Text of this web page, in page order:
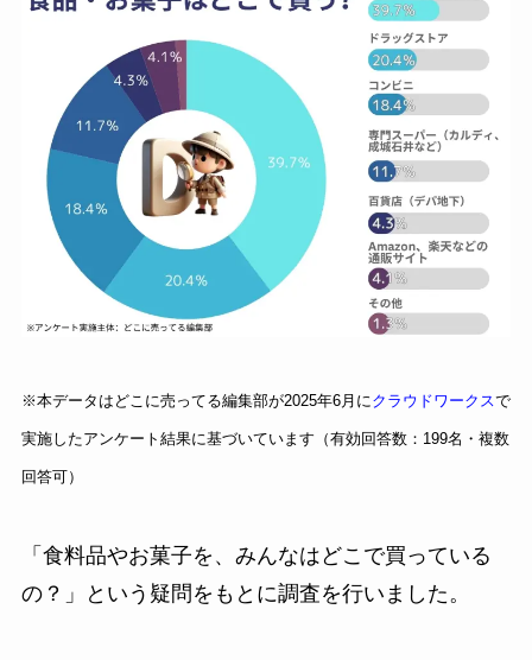
※本データはどこに売ってる編集部が2025年6月にクラウドワークスで
実施したアンケート結果に基づいています（有効回答数：199名・複数
回答可）
「食料品やお菓子を、みんなはどこで買っている
の？」という疑問をもとに調査を行いました。